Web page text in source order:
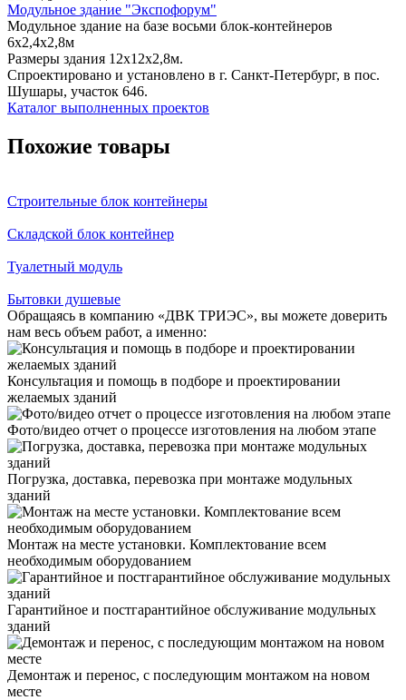
Модульное здание "Экспофорум"
Модульное здание на базе восьми блок-контейнеров
6x2,4x2,8м
Размеры здания 12х12х2,8м.
Спроектировано и установлено в г. Санкт-Петербург, в пос.
Шушары, участок 646.
Каталог выполненных проектов
Похожие товары
Строительные блок контейнеры
Складской блок контейнер
Туалетный модуль
Бытовки душевые
Обращаясь в компанию «ДВК ТРИЭС», вы можете доверить
нам весь объем работ, а именно:
Консультация и помощь в подборе и проектировании
желаемых зданий
Фото/видео отчет о процессе изготовления на любом этапе
Погрузка, доставка, перевозка при монтаже модульных
зданий
Монтаж на месте установки. Комплектование всем
необходимым оборудованием
Гарантийное и постгарантийное обслуживание модульных
зданий
Демонтаж и перенос, с последующим монтажом на новом
месте